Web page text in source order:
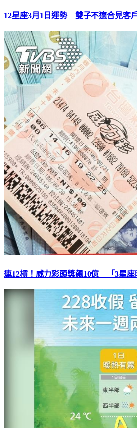
12星座3月1日運勢 雙子不適合見客
連12槓！威力彩頭獎飆10億 「3星座